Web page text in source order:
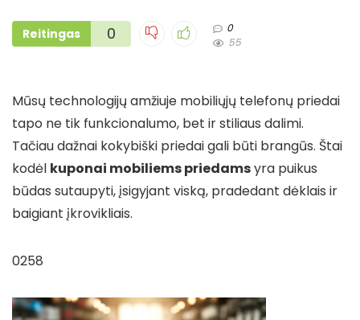
Reitingas 0
0
55
Mūsų technologijų amžiuje mobiliųjų telefonų priedai
tapo ne tik funkcionalumo, bet ir stiliaus dalimi.
Tačiau dažnai kokybiški priedai gali būti brangūs. Štai
kodėl kuponai mobiliems priedamsyra puikus
būdas sutaupyti, įsigyjant viską, pradedant dėklais ir
baigiant įkrovikliais.
0258